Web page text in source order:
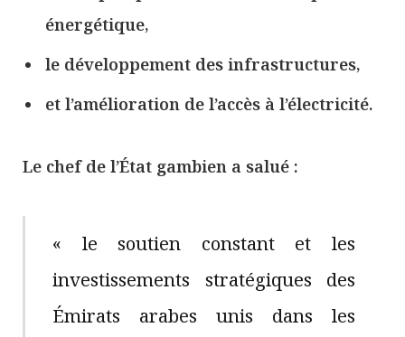
énergétique,
le développement des infrastructures,
et l’amélioration de l’accès à l’électricité.
Le chef de l’État gambien a salué :
« le soutien constant et les
investissements stratégiques des
Émirats arabes unis dans les